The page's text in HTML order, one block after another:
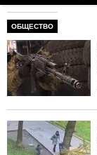
ОБЩЕСТВО